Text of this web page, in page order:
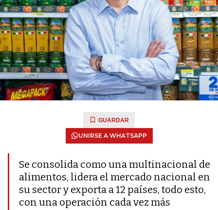
GUARDAR
UNIRSE A WHATSAPP
Se consolida como una multinacional de
alimentos, lidera el mercado nacional en
su sector y exporta a 12 países, todo esto,
con una operación cada vez más